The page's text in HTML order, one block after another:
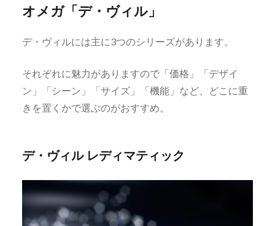
オメガ「デ・ヴィル」
デ・ヴィルには主に3つのシリーズがあります。
それぞれに魅力がありますので「価格」「デザイ
ン」「シーン」「サイズ」「機能」など、どこに重
きを置くかで選ぶのがおすすめ。
デ・ヴィル レディマティック